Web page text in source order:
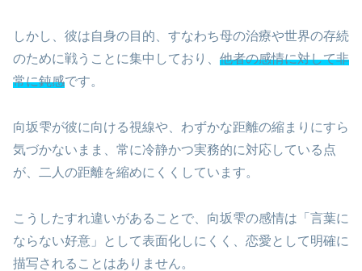
しかし、彼は自身の目的、すなわち母の治療や世界の存続
のために戦うことに集中しており、 他者の感情に対して非
常に鈍感です。
向坂雫が彼に向ける視線や、わずかな距離の縮まりにすら
気づかないまま、常に冷静かつ実務的に対応している点
が、二人の距離を縮めにくくしています。
こうしたすれ違いがあることで、向坂雫の感情は「言葉に
ならない好意」として表面化しにくく、恋愛として明確に
描写されることはありません。